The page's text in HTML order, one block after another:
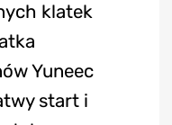
klatek
Yuneec
start i